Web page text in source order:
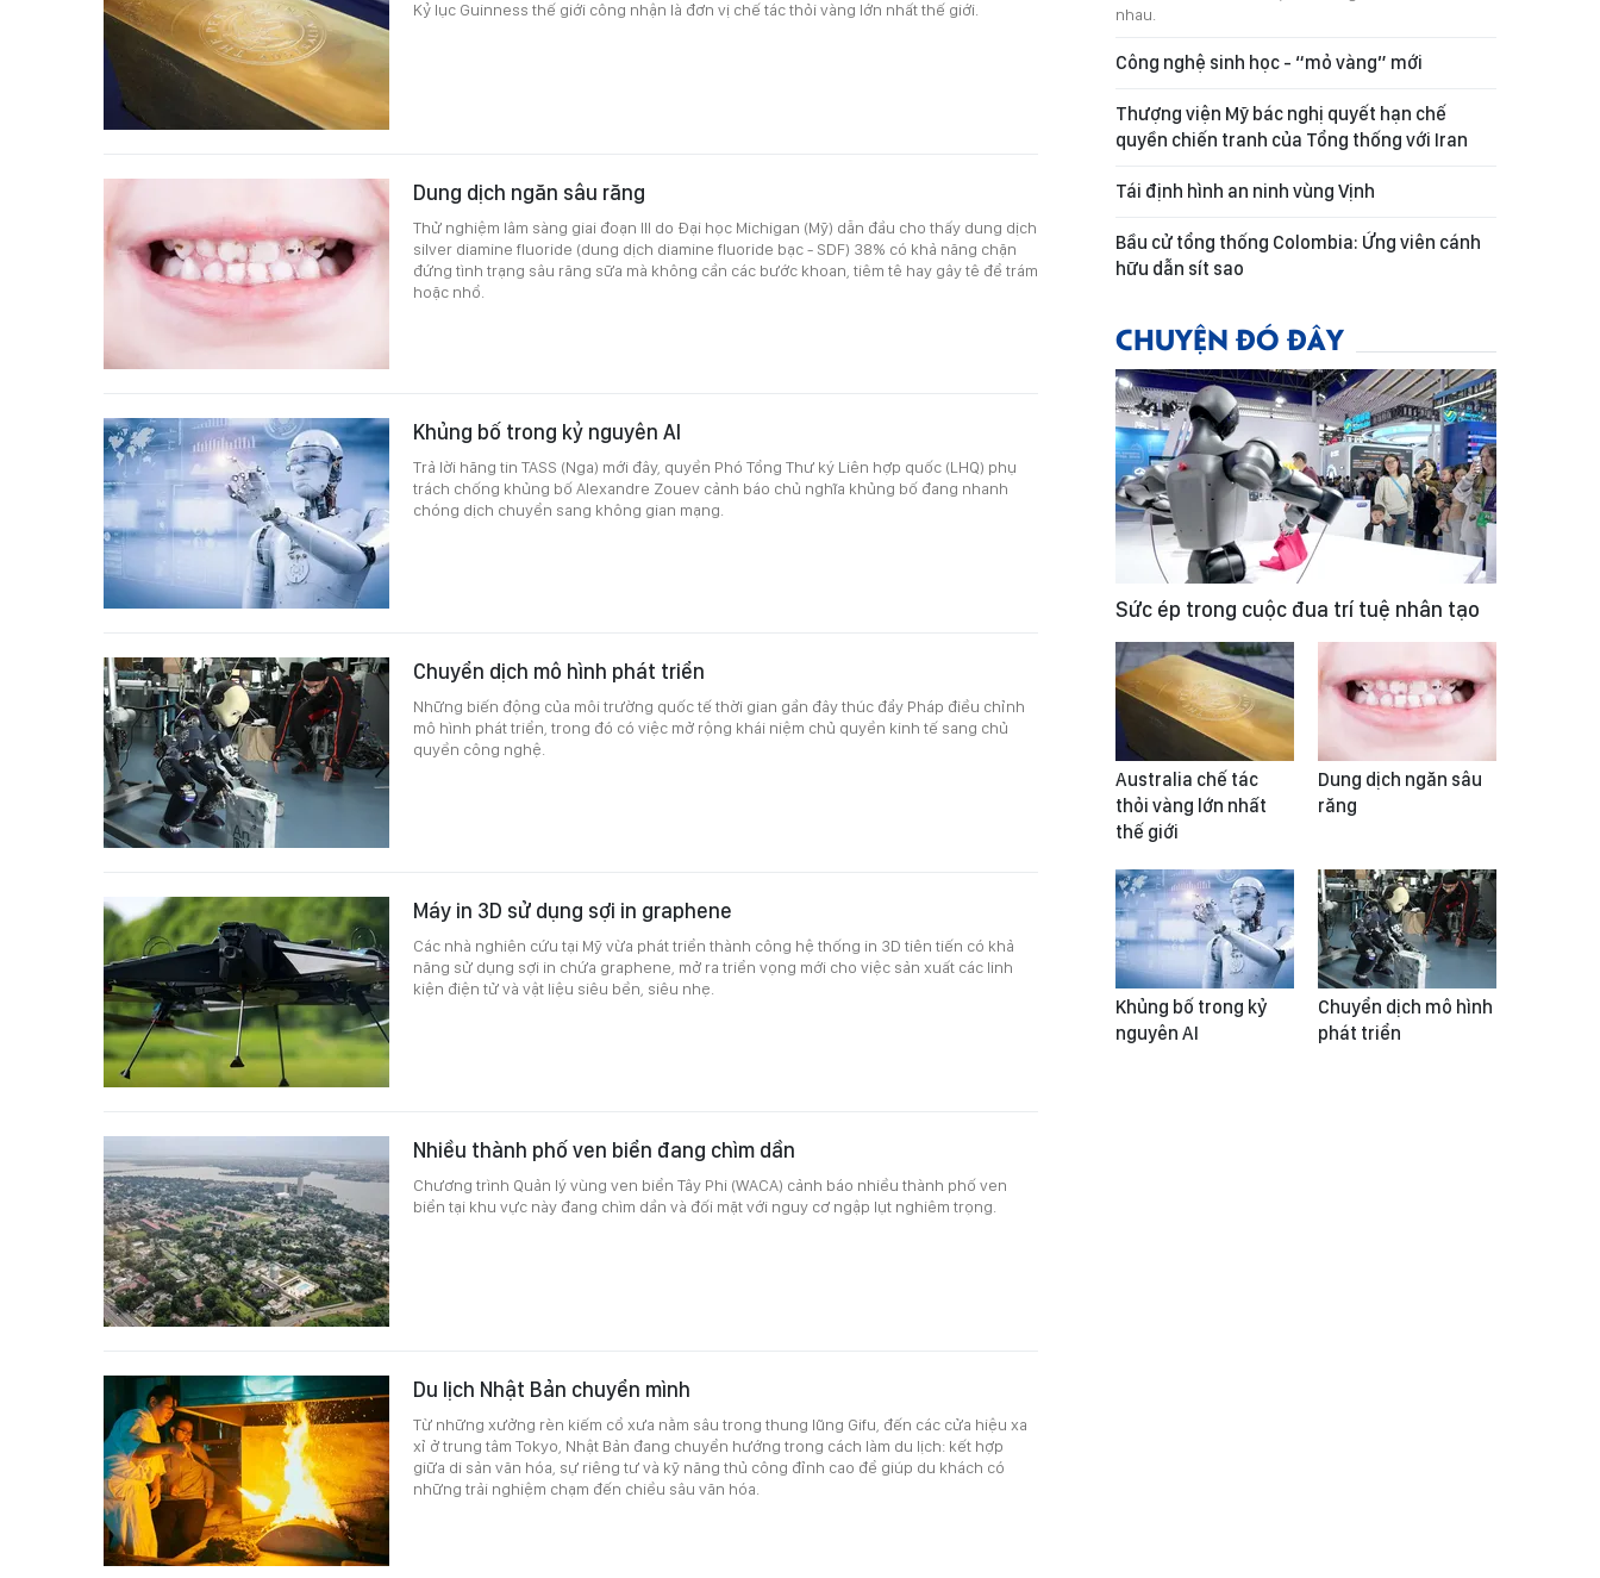
Kỷ lục Guinness thế giới công nhận là đơn vị chế tác thỏi vàng lớn nhất thế giới.
Dung dịch ngăn sâu răng
Thử nghiệm lâm sàng giai đoạn III do Đại học Michigan (Mỹ) dẫn đầu cho thấy dung dịch
silver diamine fluoride (dung dịch diamine fluoride bạc - SDF) 38% có khả năng chặn
đứng tình trạng sâu răng sữa mà không cần các bước khoan, tiêm tê hay gây tê để trám
hoặc nhổ.
Khủng bố trong kỷ nguyên AI
Trả lời hãng tin TASS (Nga) mới đây, quyền Phó Tổng Thư ký Liên hợp quốc (LHQ) phụ
trách chống khủng bố Alexandre Zouev cảnh báo chủ nghĩa khủng bố đang nhanh
chóng dịch chuyển sang không gian mạng.
Chuyển dịch mô hình phát triển
Những biến động của môi trường quốc tế thời gian gần đây thúc đẩy Pháp điều chỉnh
mô hình phát triển, trong đó có việc mở rộng khái niệm chủ quyền kinh tế sang chủ
quyền công nghệ.
Máy in 3D sử dụng sợi in graphene
Các nhà nghiên cứu tại Mỹ vừa phát triển thành công hệ thống in 3D tiên tiến có khả
năng sử dụng sợi in chứa graphene, mở ra triển vọng mới cho việc sản xuất các linh
kiện điện tử và vật liệu siêu bền, siêu nhẹ.
Nhiều thành phố ven biển đang chìm dần
Chương trình Quản lý vùng ven biển Tây Phi (WACA) cảnh báo nhiều thành phố ven
biển tại khu vực này đang chìm dần và đối mặt với nguy cơ ngập lụt nghiêm trọng.
Du lịch Nhật Bản chuyển mình
Từ những xưởng rèn kiếm cổ xưa nằm sâu trong thung lũng Gifu, đến các cửa hiệu xa
xỉ ở trung tâm Tokyo, Nhật Bản đang chuyển hướng trong cách làm du lịch: kết hợp
giữa di sản văn hóa, sự riêng tư và kỹ năng thủ công đỉnh cao để giúp du khách có
những trải nghiệm chạm đến chiều sâu văn hóa.
nhau.
Công nghệ sinh học - “mỏ vàng” mới
Thượng viện Mỹ bác nghị quyết hạn chế
quyền chiến tranh của Tổng thống với Iran
Tái định hình an ninh vùng Vịnh
Bầu cử tổng thống Colombia: Ứng viên cánh
hữu dẫn sít sao
CHUYỆN ĐÓ ĐÂY
Sức ép trong cuộc đua trí tuệ nhân tạo
Australia chế tác
thỏi vàng lớn nhất
thế giới
Dung dịch ngăn sâu
răng
Khủng bố trong kỷ
nguyên AI
Chuyển dịch mô hình
phát triển